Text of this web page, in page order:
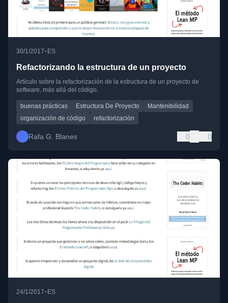
30/1/2017•ES
Refactorizando la estructura de un proyecto
Artículo sobre la refactorización de la estructura de un proyecto de
software, más allá del código.
buenas prácticas Estructura De Proyecto
Mantenibilidad
organización de código
refactorización
Rafa G. Blanes 0 0
24/1/2017• ES